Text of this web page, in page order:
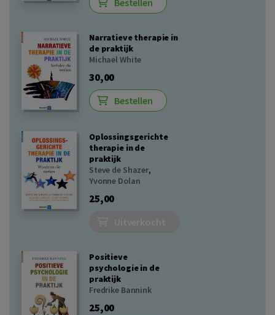
Narratieve therapie in
de praktijk
Michael White
30,00
Bestellen
Oplossingsgerichte
therapie in de
praktijk
Steve de Shazer,
Yvonne Dolan
25,00
Positieve
psychologie in de
praktijk
Fredrike Bannink
25,00